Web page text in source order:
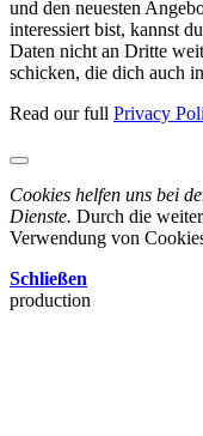
und den neuesten
interessiert bist, kannst
Daten nicht an Dritte
schicken, die dich auch
Read our full Privacy
Cookies helfen uns bei
Dienste. Durch die
Verwendung von
Schließen
production